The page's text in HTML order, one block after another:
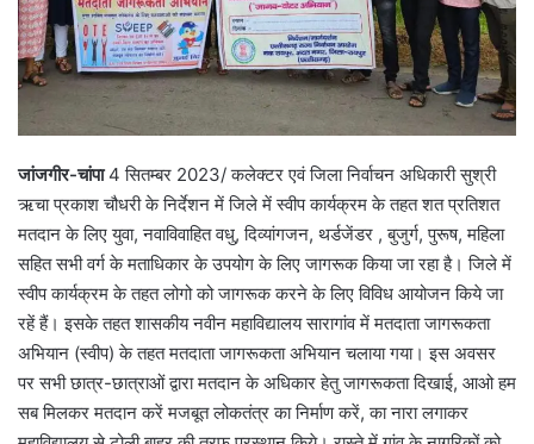
जांजगीर-चांपा4 सितम्बर 2023/ कलेक्टर एवं जिला निर्वाचन अधिकारी सुश्री
ऋचा प्रकाश चौधरी के निर्देशन में जिले में स्वीप कार्यक्रम के तहत शत प्रतिशत
मतदान के लिए युवा, नवाविवाहित वधु, दिव्यांगजन, थर्डजेंडर , बुजुर्ग, पुरूष, महिला
सहित सभी वर्ग के मताधिकार के उपयोग के लिए जागरूक किया जा रहा है। जिले में
स्वीप कार्यक्रम के तहत लोगो को जागरूक करने के लिए विविध आयोजन किये जा
रहें हैं। इसके तहत शासकीय नवीन महाविद्यालय सारागांव में मतदाता जागरूकता
अभियान (स्वीप) के तहत मतदाता जागरूकता अभियान चलाया गया। इस अवसर
पर सभी छात्र-छात्राओं द्वारा मतदान के अधिकार हेतु जागरूकता दिखाई, आओ हम
सब मिलकर मतदान करें मजबूत लोकतंत्र का निर्माण करें, का नारा लगाकर